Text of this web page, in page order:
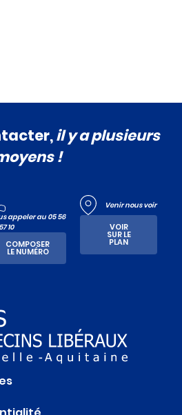
il y a plusieurs
!
appeler au 05 56
10
COMPOSER
LE NUMÉRO
Venir nous voir
VOIR
SUR LE
PLAN